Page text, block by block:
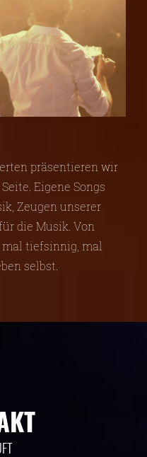
präsentieren wir
Eigene Songs
Zeugen unserer
die Musik. Von
tiefsinnig, mal
selbst.